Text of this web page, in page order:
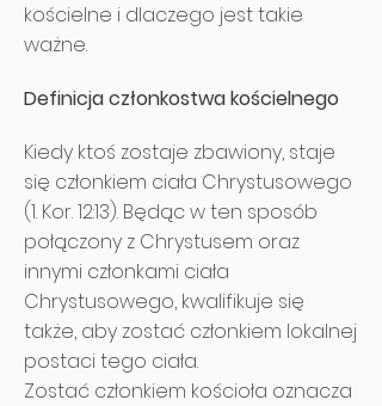
kościelne i dlaczego jest takie
ważne.
Definicja członkostwa kościelnego
Kiedy ktoś zostaje zbawiony, staje
się członkiem ciała Chrystusowego
(1. Kor. 12:13). Będąc w ten sposób
połączony z Chrystusem oraz
innymi członkami ciała
Chrystusowego, kwalifikuje się
także, aby zostać członkiem lokalnej
postaci tego ciała.
Zostać członkiem kościoła oznacza